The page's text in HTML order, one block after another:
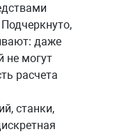
даже
не могут
расчета
станки,